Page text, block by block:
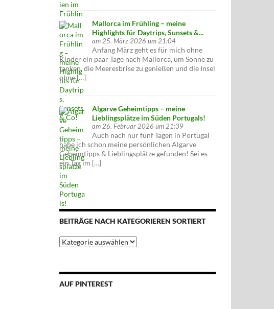
Mallorca im Frühling – meine
Highlights für Daytrips, Sunsets &...
am 25. März 2026 um 21:04
Anfang März geht es für mich ohne
Kinder ein paar Tage nach Mallorca, um Sonne zu
tanken, die Meeresbrise zu genießen und die Insel
ohne […]
Algarve Geheimtipps – meine
Lieblingsplätze im Süden Portugals!
am 26. Februar 2026 um 21:39
Auch nach nur fünf Tagen in Portugal
habe ich schon meine persönlichen Algarve
Geheimtipps & Lieblingsplätze gefunden! Sei es
ein Tag im […]
BEITRÄGE NACH KATEGORIEREN SORTIERT
Beiträge
nach
AUF PINTEREST